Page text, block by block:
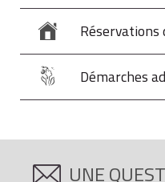
Réservations
Démarches
UNE